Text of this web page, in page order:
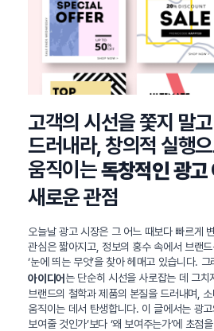
정부지원사업
고객의 시선을 쫓지 말
드러내라, 창의적 실행
움직이는독창적인 광고
새로운 관점
오늘날 광고 시장은 그 어느 때보다 빠르게
관심은 짧아지고, 정보의 홍수 속에서 브랜
‘눈에 띄는 무엇’을 찾아 헤매고 있습니다.
아이디어 는 단순히 시선을 사로잡는 데 그치
브랜드의 철학과 제품의 본질을 드러내며,
움직이는 데서 탄생합니다. 이 글에서는 광
보여줄 것인가’보다 ‘왜 보여주는가’에 초점